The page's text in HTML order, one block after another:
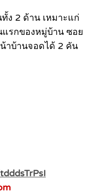
ง 2 ด้าน เหมาะแก่
แรกของหมู่บ้าน ซอย
าบ้านจอดได้ 2 คัน